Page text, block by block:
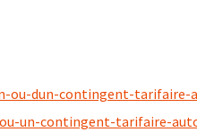
ou-dun-contingent-tarifaire-
un-contingent-tarifaire-